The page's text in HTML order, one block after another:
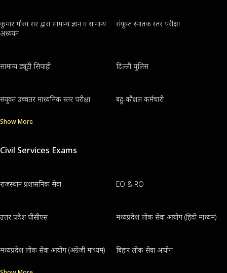
कुमार गौरव सर द्वारा सामान्य ज्ञान व सामान्य
अध्ययन
संयुक्त स्नातक स्तर परीक्षा
सामान्य ड्यूटी सिपाही दिल्ली पुलिस
संयुक्त उच्चतर माध्यमिक स्तर परीक्षा बहु-कौशल कर्मचारी
Show More
Civil Services Exams
राजस्थान प्रशासनिक सेवा EO & RO
उत्तर प्रदेश पीसीएस मध्यप्रदेश लोक सेवा आयोग (हिंदी माध्यम)
मध्यप्रदेश लोक सेवा आयोग (अंग्रेजी माध्यम) बिहार लोक सेवा आयोग